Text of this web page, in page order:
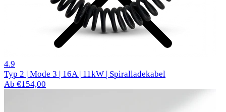
4.9
Typ 2 | Mode 3 | 16A | 11kW | Spiralladekabel
Ab €154,00